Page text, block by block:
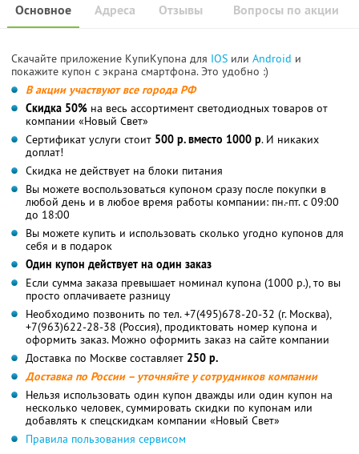
Основное Отзывы Вопросы по акции
Адреса
Скачайте приложение КупиКупона для IOS или Android и
покажите купон с экрана смартфона. Это удобно :)
В акции участвуют все города РФ
Скидка 50% на весь ассортимент светодиодных товаров от
компании «Новый Свет»
Сертификат услуги стоит 500 р. вместо 1000 р. И никаких
доплат!
Скидка не действует на блоки питания
Вы можете воспользоваться купоном сразу после покупки в
любой день и в любое время работы компании: пн.-пт. с 09:00
до 18:00
Вы можете купить и использовать сколько угодно купонов для
себя и в подарок
Один купон действует на один заказ
Если сумма заказа превышает номинал купона (1000 р.), то вы
просто оплачиваете разницу
Необходимо позвонить по тел. +7(495)678-20-32 (г. Москва),
+7(963)622-28-38 (Россия), продиктовать номер купона и
оформить заказ. Можно оформить заказ на сайте компании
Доставка по Москве составляет 250 р.
Доставка по России – уточняйте у сотрудников компании
Нельзя использовать один купон дважды или один купон на
несколько человек, суммировать скидки по купонам или
добавлять к спецскидкам компании «Новый Свет»
Правила пользования сервисом